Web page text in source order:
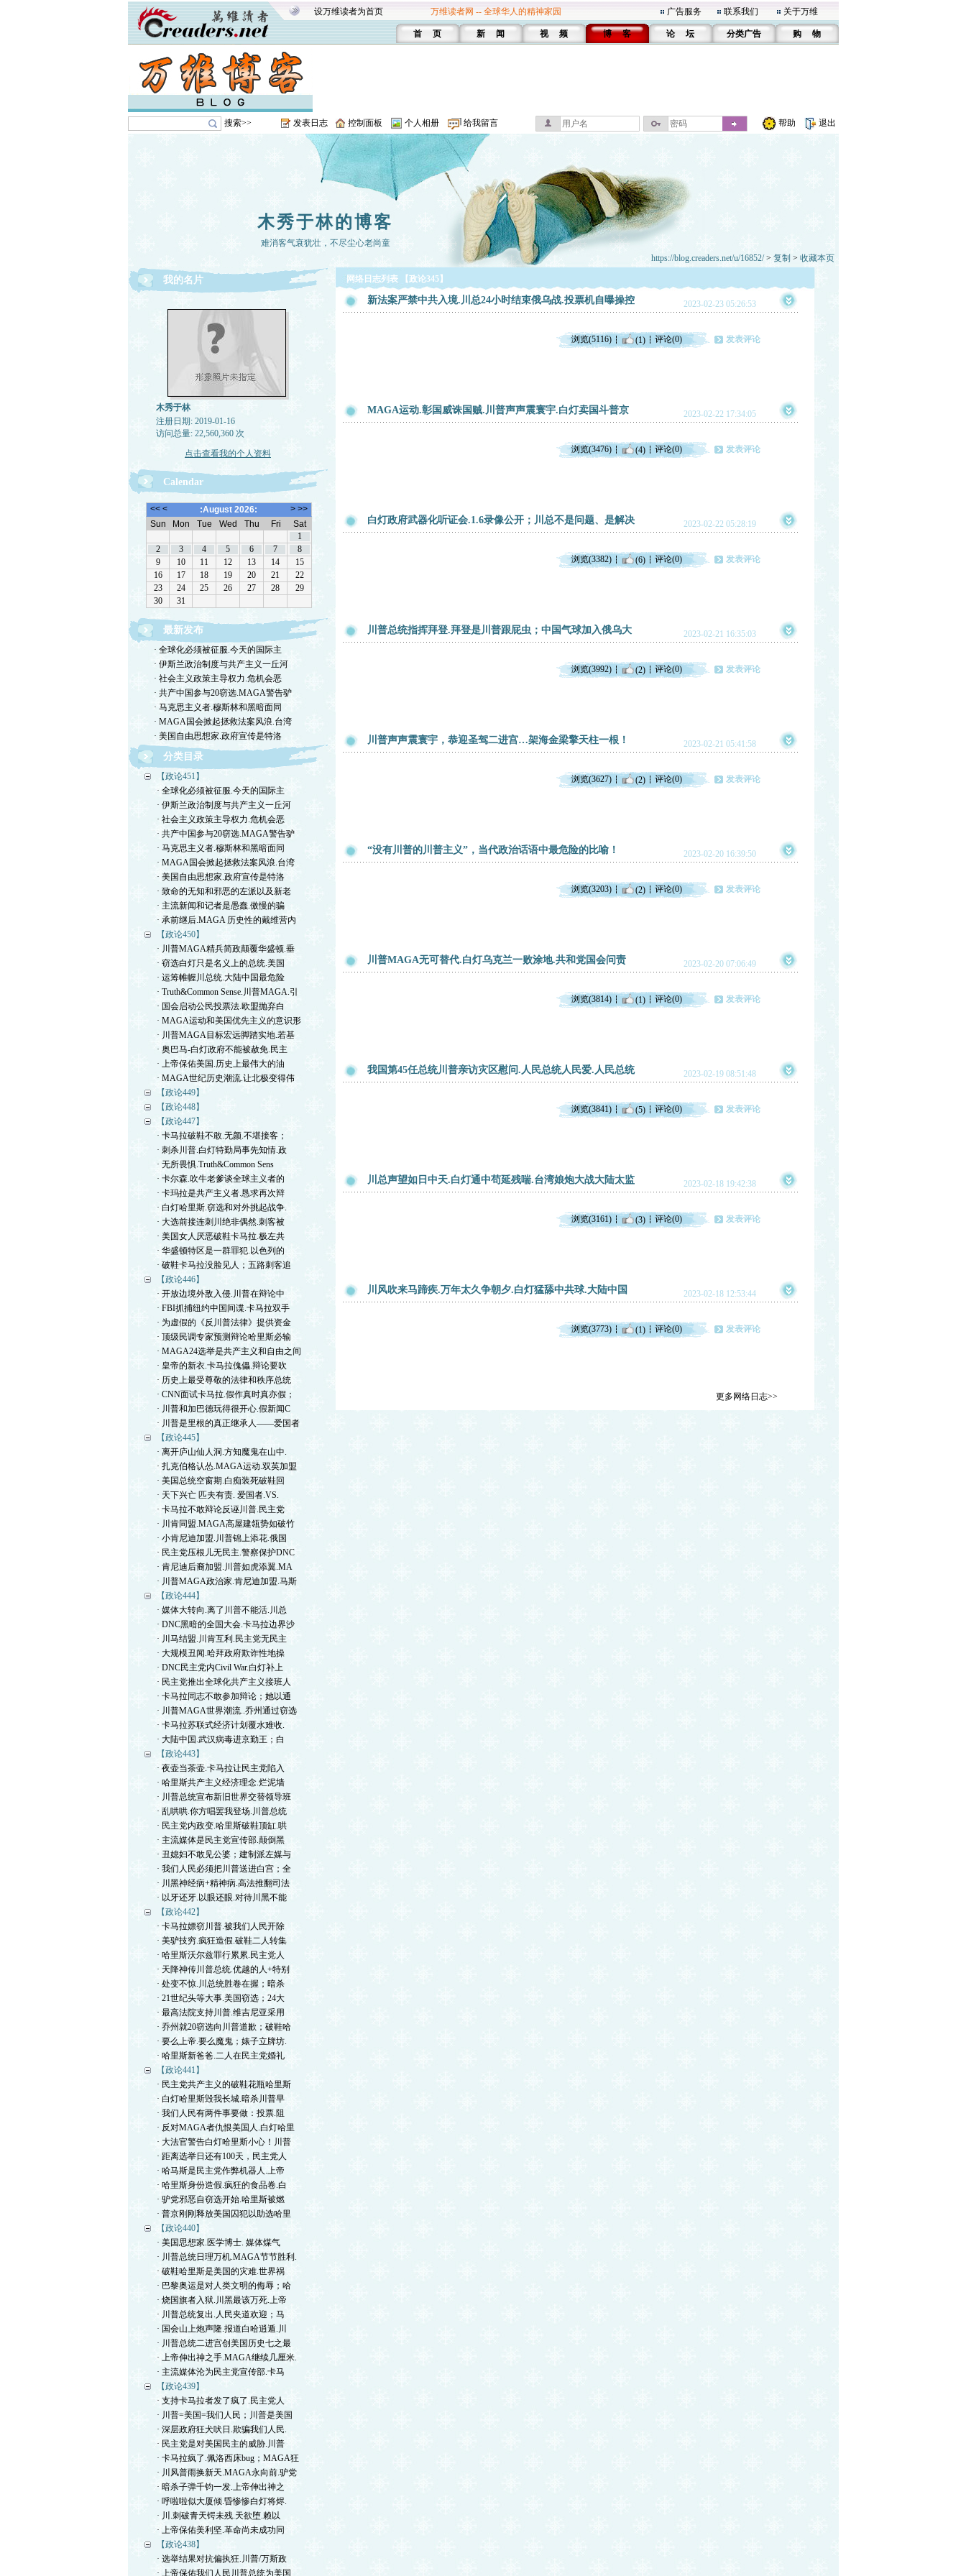
设万维读者为首页 万维读者网 -- 全球华人的精神家园 广告服务 联系我们 关于万维
首 页 新 闻 视 频 博 客 论 坛 分类广告 购 物
搜索>> 发表日志 控制面板 个人相册 给我留言 帮助 退出
木秀于林的博客
难消客气衰犹壮，不尽尘心老尚童
https://blog.creaders.net/u/16852/> 复制 > 收藏本页
我的名片
木秀于林
注册日期: 2019-01-16
访问总量: 22,560,360 次
点击查看我的个人资料
Calendar
最新发布
· 全球化必须被征服.今天的国际主
· 伊斯兰政治制度与共产主义一丘河
· 社会主义政策主导权力.危机会恶
· 共产中国参与20窃选.MAGA警告驴
· 马克思主义者.穆斯林和黑暗面同
· MAGA国会掀起拯救法案风浪.台湾
· 美国自由思想家.政府宣传是特洛
分类目录
【政论451】
· 全球化必须被征服.今天的国际主
· 伊斯兰政治制度与共产主义一丘河
· 社会主义政策主导权力.危机会恶
· 共产中国参与20窃选.MAGA警告驴
· 马克思主义者.穆斯林和黑暗面同
· MAGA国会掀起拯救法案风浪.台湾
· 美国自由思想家.政府宣传是特洛
· 致命的无知和邪恶的左派以及新老
· 主流新闻和记者是愚蠢.傲慢的骗
· 承前继后.MAGA 历史性的戴维营内
【政论450】
· 川普MAGA精兵简政颠覆华盛顿.垂
· 窃选白灯只是名义上的总统.美国
· 运筹帷幄川总统.大陆中国最危险
· Truth&Common Sense.川普MAGA.引
· 国会启动公民投票法.欧盟抛弃白
· MAGA运动和美国优先主义的意识形
· 川普MAGA目标宏远脚踏实地.若基
· 奥巴马-白灯政府不能被赦免.民主
· 上帝保佑美国.历史上最伟大的油
· MAGA世纪历史潮流.让北极变得伟
【政论449】
【政论448】
【政论447】
· 卡马拉破鞋不敢.无颜.不堪接客；
· 刺杀川普.白灯特勤局事先知情.政
· 无所畏惧.Truth&Common Sens
· 卡尔森.吹牛老爹谈全球主义者的
· 卡玛拉是共产主义者.恳求再次辩
· 白灯哈里斯.窃选和对外挑起战争.
· 大选前接连刺川绝非偶然.刺客被
· 美国女人厌恶破鞋卡马拉.极左共
· 华盛顿特区是一群罪犯.以色列的
· 破鞋卡马拉没脸见人；五路刺客追
【政论446】
· 开放边境外敌入侵.川普在辩论中
· FBI抓捕纽约中国间谍.卡马拉双手
· 为虚假的《反川普法律》提供资金
· 顶级民调专家预测辩论哈里斯必输
· MAGA24选举是共产主义和自由之间
· 皇帝的新衣.卡马拉傀儡.辩论要吹
· 历史上最受尊敬的法律和秩序总统
· CNN面试卡马拉.假作真时真亦假；
· 川普和加巴德玩得很开心.假新闻C
· 川普是里根的真正继承人——爱国者
【政论445】
· 离开庐山仙人洞.方知魔鬼在山中.
· 扎克伯格认怂.MAGA运动.双英加盟
· 美国总统空窗期.白痴装死破鞋回
· 天下兴亡 匹夫有责. 爱国者.VS.
· 卡马拉不敢辩论反诬川普.民主党
· 川肯同盟.MAGA高屋建瓴势如破竹
· 小肯尼迪加盟.川普锦上添花.俄国
· 民主党压根儿无民主.警察保护DNC
· 肯尼迪后裔加盟.川普如虎添翼.MA
· 川普MAGA政治家.肯尼迪加盟.马斯
【政论444】
· 媒体大转向.离了川普不能活.川总
· DNC黑暗的全国大会.卡马拉边界沙
· 川马结盟.川肯互利.民主党无民主
· 大规模丑闻.哈拜政府欺诈性地操
· DNC民主党内Civil War.白灯补上
· 民主党推出全球化共产主义接班人
· 卡马拉同志不敢参加辩论；她以通
· 川普MAGA世界潮流..乔州通过窃选
· 卡马拉苏联式经济计划覆水难收.
· 大陆中国.武汉病毒进京勤王；白
【政论443】
· 夜壶当茶壶.卡马拉让民主党陷入
· 哈里斯共产主义经济理念.烂泥墙
· 川普总统宣布新旧世界交替领导班
· 乱哄哄.你方唱罢我登场.川普总统
· 民主党内政变.哈里斯破鞋顶缸.哄
· 主流媒体是民主党宣传部.颠倒黑
· 丑媳妇不敢见公婆；建制派左媒与
· 我们人民必须把川普送进白宫；全
· 川黑神经病+精神病.高法推翻司法
· 以牙还牙.以眼还眼.对待川黑不能
【政论442】
· 卡马拉嫖窃川普.被我们人民开除
· 美驴技穷.疯狂造假.破鞋二人转集
· 哈里斯沃尔兹罪行累累.民主党人
· 天降神传川普总统.优越的人+特别
· 处变不惊.川总统胜卷在握；暗杀
· 21世纪头等大事.美国窃选；24大
· 最高法院支持川普.维吉尼亚采用
· 乔州就20窃选向川普道歉；破鞋哈
· 要么上帝.要么魔鬼；婊子立牌坊.
· 哈里斯新爸爸.二人在民主党婚礼
【政论441】
· 民主党共产主义的破鞋花瓶哈里斯
· 白灯哈里斯毁我长城.暗杀川普早
· 我们人民有两件事要做：投票.阻
· 反对MAGA者仇恨美国人.白灯哈里
· 大法官警告白灯哈里斯小心！川普
· 距离选举日还有100天，民主党人
· 哈马斯是民主党作弊机器人.上帝
· 哈里斯身份造假.疯狂的食品卷.白
· 驴党邪恶自窃选开始.哈里斯被燃
· 普京刚刚释放美国囚犯以助选哈里
【政论440】
· 美国思想家.医学博士. 媒体煤气
· 川普总统日理万机.MAGA节节胜利.
· 破鞋哈里斯是美国的灾难.世界祸
· 巴黎奥运是对人类文明的侮辱；哈
· 烧国旗者入狱.川黑最该万死.上帝
· 川普总统复出.人民夹道欢迎；马
· 国会山上炮声隆.报道白哈逍遁.川
· 川普总统二进宫创美国历史七之最
· 上帝伸出神之手.MAGA继续几厘米.
· 主流媒体沦为民主党宣传部.卡马
【政论439】
· 支持卡马拉者发了疯了.民主党人
· 川普=美国=我们人民；川普是美国
· 深层政府狂犬吠日.欺骗我们人民.
· 民主党是对美国民主的威胁.川普
· 卡马拉疯了.佩洛西床bug；MAGA狂
· 川风普雨换新天.MAGA永向前.驴党
· 暗杀子弹千钧一发.上帝伸出神之
· 呼啦啦似大厦倾.昏惨惨白灯将烬.
· 川.刺破青天锷未残.天欲堕.赖以
· 上帝保佑美利坚.革命尚未成功同
【政论438】
· 选举结果对抗偏执狂.川普/万斯政
· 上帝保佑我们人民川普总统为美国
网络日志列表 【政论345】
新法案严禁中共入境.川总24小时结束俄乌战.投票机自曝操控 2023-02-23 05:26:53
浏览(5116) (1) 评论(0) 发表评论
MAGA运动.彰国威诛国贼.川普声声震寰宇.白灯卖国斗普京 2023-02-22 17:34:05
浏览(3476) (4) 评论(0) 发表评论
白灯政府武器化听证会.1.6录像公开；川总不是问题、是解决 2023-02-22 05:28:19
浏览(3382) (6) 评论(0) 发表评论
川普总统指挥拜登.拜登是川普跟屁虫；中国气球加入俄乌大 2023-02-21 16:35:03
浏览(3992) (2) 评论(0) 发表评论
川普声声震寰宇，恭迎圣驾二进宫…架海金梁擎天柱一根！ 2023-02-21 05:41:58
浏览(3627) (2) 评论(0) 发表评论
“没有川普的川普主义”，当代政治话语中最危险的比喻！ 2023-02-20 16:39:50
浏览(3203) (2) 评论(0) 发表评论
川普MAGA无可替代.白灯乌克兰一败涂地.共和党国会问责 2023-02-20 07:06:49
浏览(3814) (1) 评论(0) 发表评论
我国第45任总统川普亲访灾区慰问.人民总统人民爱.人民总统 2023-02-19 08:51:48
浏览(3841) (5) 评论(0) 发表评论
川总声望如日中天.白灯通中苟延残喘.台湾娘炮大战大陆太监 2023-02-18 19:42:38
浏览(3161) (3) 评论(0) 发表评论
川风吹来马蹄疾.万年太久争朝夕.白灯猛舔中共球.大陆中国 2023-02-18 12:53:44
浏览(3773) (1) 评论(0) 发表评论
更多网络日志>>